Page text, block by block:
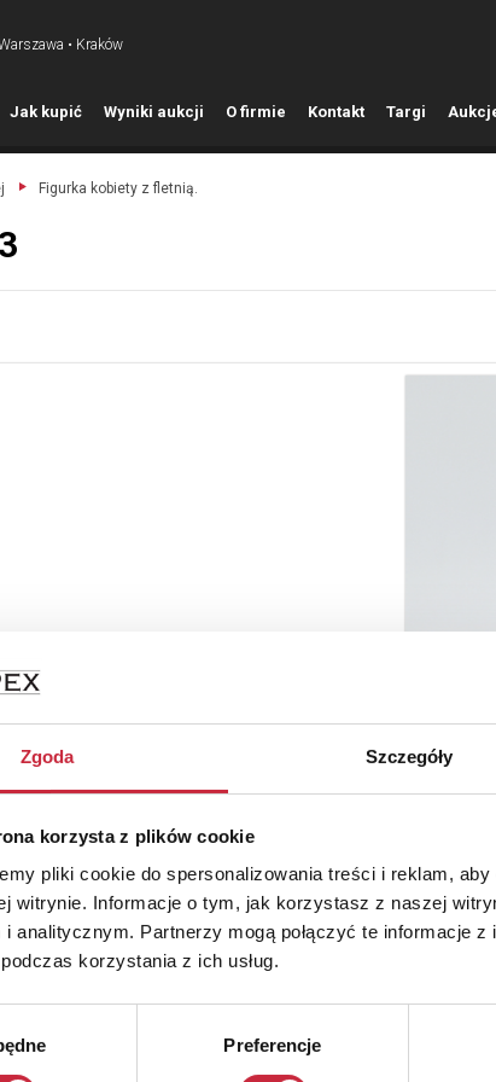
Zgoda Szczegóły
korzysta z plików cookie
pliki cookie do spersonalizowania treści i reklam,
witrynie. Informacje o tym, jak korzystasz z naszej
i analitycznym. Partnerzy mogą połączyć te informacje
korzystania z ich usług.
Preferencje
• Kraków
Jak kupić Wyniki aukcji O firmie Kontakt Targi A
Figurka kobiety z fletnią.